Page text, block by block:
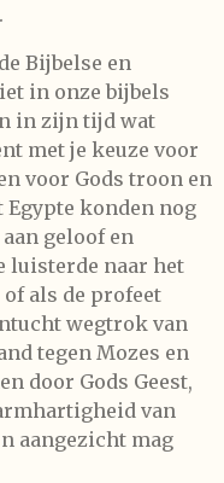
Bijbelse en
in onze bijbels
in zijn tijd wat
met je keuze voor
voor Gods troon en
Egypte konden nog
geloof en
luisterde naar het
als de profeet
wegtrok van
tegen Mozes en
door Gods Geest,
van
aangezicht mag